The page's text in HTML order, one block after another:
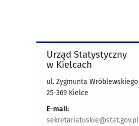
Urząd Statystyczny
w Kielcach
ul. Zygmunta
25-369 Kielce
E-mail:
sekretariatuskie@stat.gov.pl